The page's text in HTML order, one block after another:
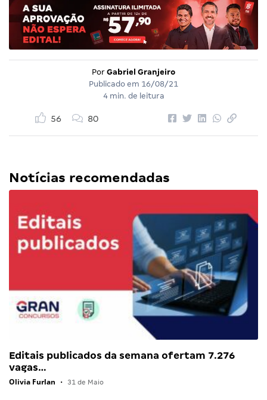
Por Gabriel Granjeiro
Publicado em 16/08/21
4 min. de leitura
56 80
Notícias recomendadas
Editais publicados da semana ofertam 7.276
vagas…
Olivia Furlan • 31 de Maio